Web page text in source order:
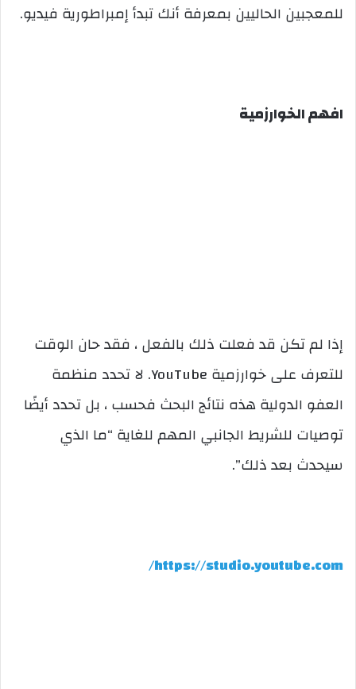
للمعجبين الحاليين بمعرفة أنك تبدأ إمبراطورية فيديو.
افهم الخوارزمية
إذا لم تكن قد فعلت ذلك بالفعل ، فقد حان الوقت
للتعرف على خوارزمية YouTube. لا تحدد منظمة
العفو الدولية هذه نتائج البحث فحسب ، بل تحدد أيضًا
توصيات للشريط الجانبي المهم للغاية “ما الذي
سيحدث بعد ذلك”.
https://studio.youtube.com/